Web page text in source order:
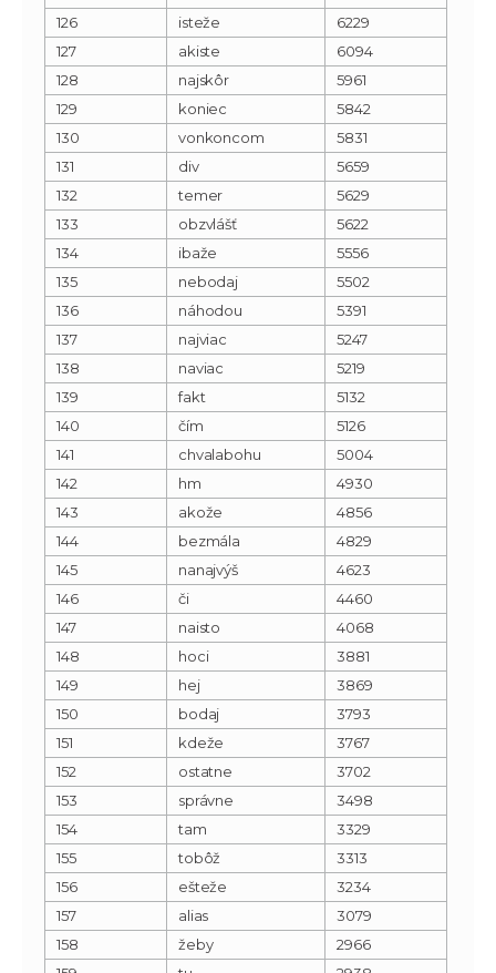
126
isteže
6229
127
akiste
6094
128
najskôr
5961
129
koniec
5842
130
vonkoncom
5831
131
div
5659
132
temer
5629
133
obzvlášť
5622
134
ibaže
5556
135
nebodaj
5502
136
náhodou
5391
137
najviac
5247
138
naviac
5219
139
fakt
5132
140
čím
5126
141
chvalabohu
5004
142
hm
4930
143
akože
4856
144
bezmála
4829
145
nanajvýš
4623
146
či
4460
147
naisto
4068
148
hoci
3881
149
hej
3869
150
bodaj
3793
151
kdeže
3767
152
ostatne
3702
153
správne
3498
154
tam
3329
155
tobôž
3313
156
ešteže
3234
157
alias
3079
158
žeby
2966